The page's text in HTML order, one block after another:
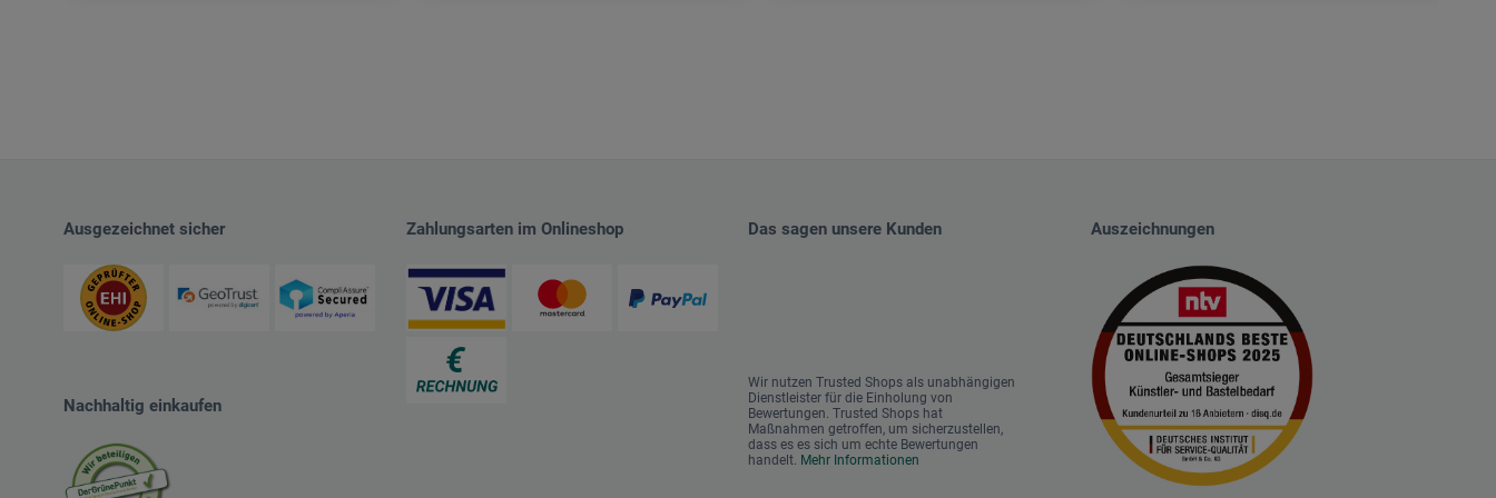
Ausgezeichnet sicher
Nachhaltig einkaufen
Zahlungsarten im Onlineshop Das sagen unsere Kunden
Wir nutzen Trusted Shops als unabhängigen
Dienstleister für die Einholung von
Bewertungen. Trusted Shops hat
Maßnahmen getroffen, um sicherzustellen,
dass es es sich um echte Bewertungen
handelt. Mehr Informationen
Auszeichnungen